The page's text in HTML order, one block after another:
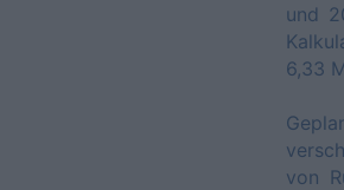
und
6,33
von